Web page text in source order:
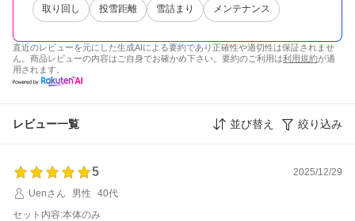
取り回し 投雪距離 雪詰まり メンテナンス
直近のレビューを元にした生成AIによる要約であり正確性や適切性は保証されませ
ん。商品レビューの内容はご自身でお確かめ下さい。要約のご利用は利用規約が適
用されます。
レビュー一覧 並び替え 絞り込み
5
2025/12/29
Uenさん
男性
40代
セット内容:本体のみ